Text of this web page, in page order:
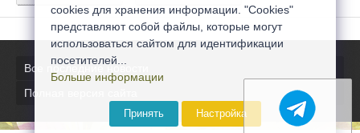
Все последние новости
Полная версия сайта
cookies для хранения информации. "Cookies"
представляют собой файлы, которые могут
использоваться сайтом для идентификации
посетителей...
Больше информации
Принять Настройка